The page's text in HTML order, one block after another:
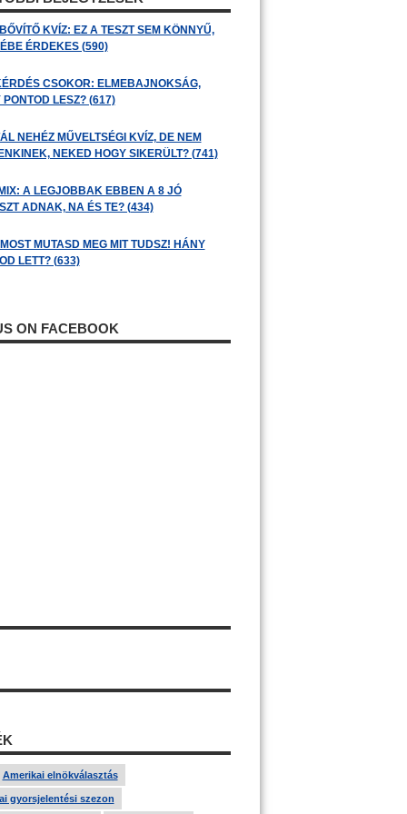
KVÍZ: EZ A TESZT SEM KÖNNYŰ,
ÉRDEKES (590)
CSOKOR: ELMEBAJNOKSÁG,
PONTOD LESZ? (617)
NEHÉZ MŰVELTSÉGI KVÍZ, DE NEM
NEKED HOGY SIKERÜLT? (741)
A LEGJOBBAK EBBEN A 8 JÓ
ADNAK, NA ÉS TE? (434)
MUTASD MEG MIT TUDSZ! HÁNY
LETT? (633)
ON FACEBOOK
Amerikai elnökválasztás
gyorsjelentési szezon